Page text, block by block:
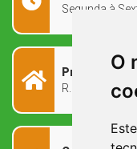
O
Segunda à
Prefeitura
R. Rivadávia